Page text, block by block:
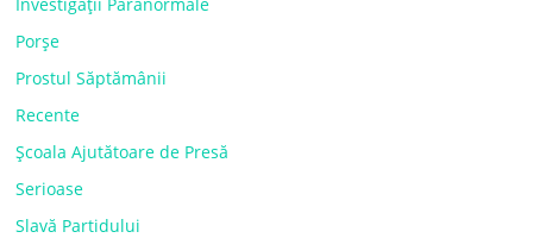
Porșe
Prostul Săptămânii
Recente
Școala Ajutătoare de Presă
Serioase
Slavă Partidului